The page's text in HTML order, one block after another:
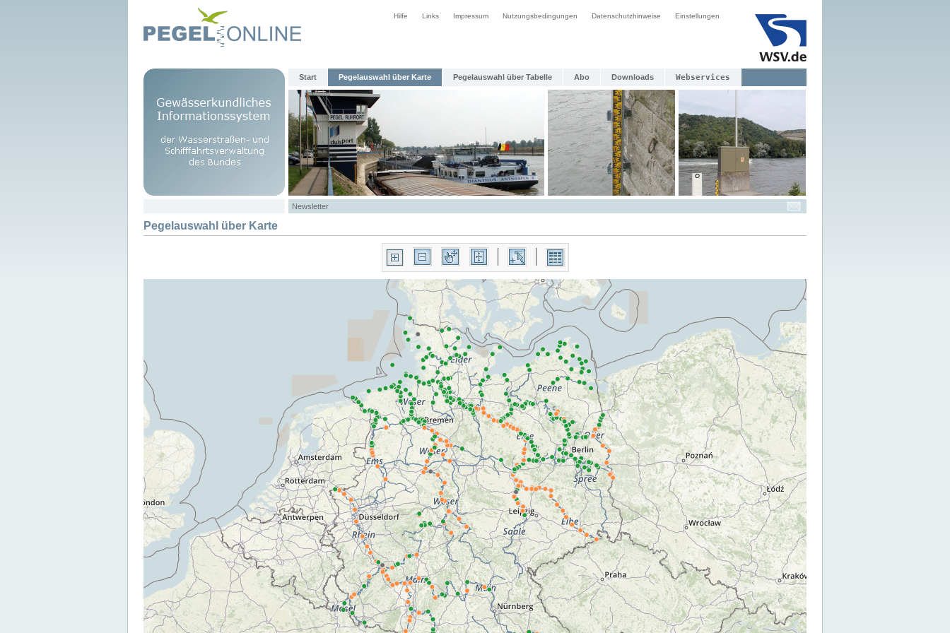
Hilfe Links Impressum Nutzungsbedingungen Datenschutzhinweise Einstellungen
Start Pegelauswahl über Karte Pegelauswahl über Tabelle Abo Downloads Webservices
Newsletter
Pegelauswahl über Karte